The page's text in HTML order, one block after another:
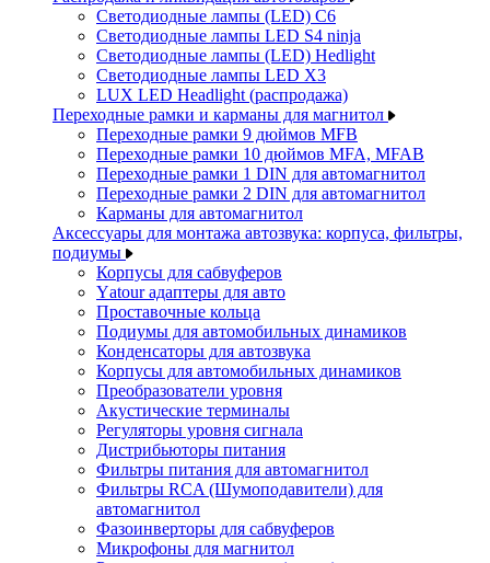
Светодиодные лампы (LED) C6
Светодиодные лампы LED S4 ninja
Светодиодные лампы (LED) Hedlight
Светодиодные лампы LED X3
LUX LED Headlight (распродажа)
Переходные рамки и карманы для магнитол
Переходные рамки 9 дюймов MFB
Переходные рамки 10 дюймов MFA, MFAB
Переходные рамки 1 DIN для автомагнитол
Переходные рамки 2 DIN для автомагнитол
Карманы для автомагнитол
Аксессуары для монтажа автозвука: корпуса, фильтры,
подиумы
Корпусы для сабвуферов
Yаtour адаптеры для авто
Проставочные кольца
Подиумы для автомобильных динамиков
Конденсаторы для автозвука
Корпусы для автомобильных динамиков
Преобразователи уровня
Акустические терминалы
Регуляторы уровня сигнала
Дистрибьюторы питания
Фильтры питания для автомагнитол
Фильтры RCA (Шумоподавители) для
автомагнитол
Фазоинверторы для сабвуферов
Микрофоны для магнитол